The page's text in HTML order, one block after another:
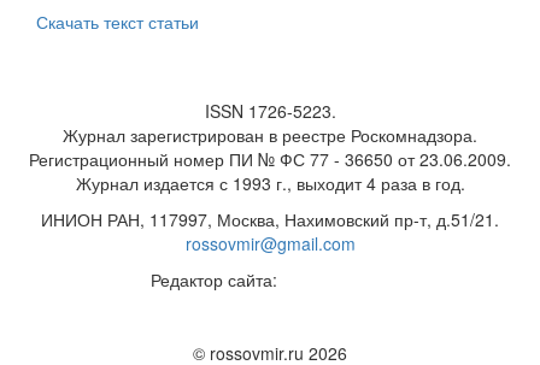
Скачать текст статьи
ISSN 1726-5223.
Журнал зарегистрирован в реестре Роскомнадзора.
Регистрационный номер ПИ № ФС 77 - 36650 от 23.06.2009.
Журнал издается с 1993 г., выходит 4 раза в год.
ИНИОН РАН, 117997, Москва, Нахимовский пр-т, д.51/21.
rossovmir@gmail.com
Редактор сайта:
© rossovmir.ru 2026